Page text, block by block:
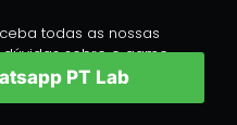
todas as nossas
sobre o game.
PT Lab